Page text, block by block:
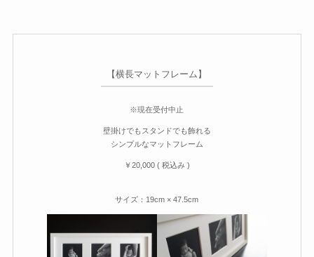
【横長マットフレーム】
※現在受付中止
壁掛けでもスタンドでも飾れる
シンプルなマットフレーム
￥20,000 ( 税込み )
サイズ：19cm × 47.5cm